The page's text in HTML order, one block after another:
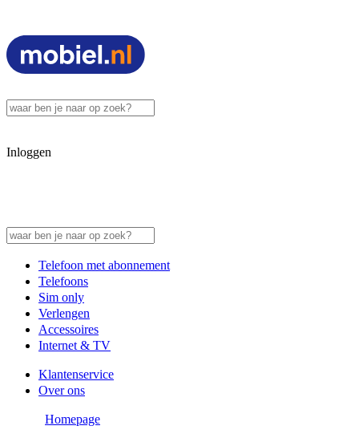
Inloggen
Telefoon met abonnement
Telefoons
Sim only
Verlengen
Accessoires
Internet & TV
Klantenservice
Over ons
Homepage